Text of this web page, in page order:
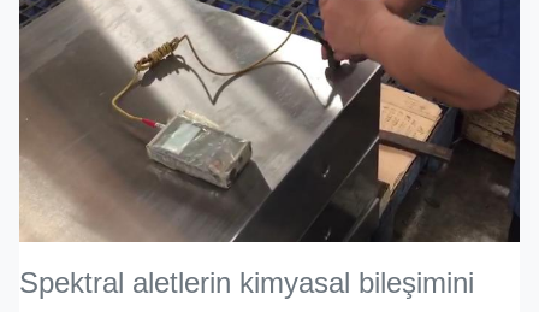
Spektral aletlerin kimyasal bileşimini